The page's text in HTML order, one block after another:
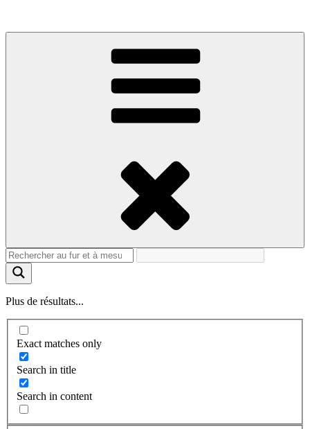
Plus de résultats...
Exact matches only
Search in title
Search in content